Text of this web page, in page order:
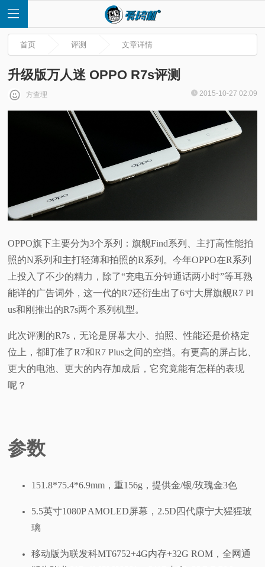
测
频
科
普
首页 评测 文章详情
升级版万人迷 OPPO R7s评测
方查理 2015-10-27 02:09
OPPO旗下主要分为3个系列：旗舰Find系列、主打高性能拍
照的N系列和主打轻薄和拍照的R系列。今年OPPO在R系列
上投入了不少的精力，除了“充电五分钟通话两小时”等耳熟
能详的广告词外，这一代的R7还衍生出了6寸大屏旗舰R7 Pl
us和刚推出的R7s两个系列机型。
此次评测的R7s，无论是屏幕大小、拍照、性能还是价格定
位上，都盯准了R7和R7 Plus之间的空挡。有更高的屏占比、
更大的电池、更大的内存加成后，它究竟能有怎样的表现
呢？
参数
151.8*75.4*6.9mm，重156g，提供金/银/玫瑰金3色
5.5英寸1080P AMOLED屏幕，2.5D四代康宁大猩猩玻
璃
移动版为联发科MT6752+4G内存+32G ROM，全网通